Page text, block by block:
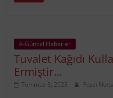
A-Güncel Haberler
Tuvalet Kağıdı
Ermiştir…
Temmuz 8, 2023 Feyzi